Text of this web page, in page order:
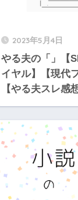
2023年5月4日
やる夫の「」【
イヤル】【現代
【やる夫スレ感想